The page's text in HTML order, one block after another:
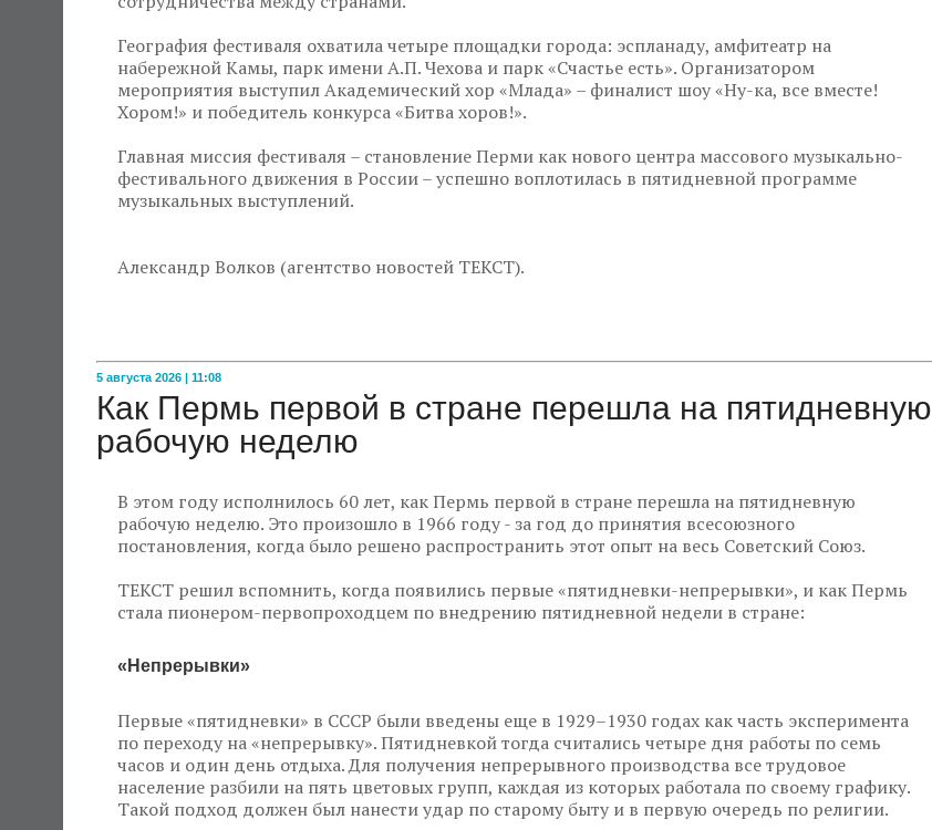
География фестиваля охватила четыре площадки города: эспланаду, амфитеатр на
набережной Камы, парк имени А.П. Чехова и парк «Счастье есть». Организатором
мероприятия выступил Академический хор «Млада» – финалист шоу «Ну-ка, все вместе!
Хором!» и победитель конкурса «Битва хоров!».
Главная миссия фестиваля – становление Перми как нового центра массового музыкально-
фестивального движения в России – успешно воплотилась в пятидневной программе
музыкальных выступлений.
Александр Волков (агентство новостей ТЕКСТ).
5 августа 2026 | 11:08
Как Пермь первой в стране перешла на пятидневную
рабочую неделю
В этом году исполнилось 60 лет, как Пермь первой в стране перешла на пятидневную
рабочую неделю. Это произошло в 1966 году - за год до принятия всесоюзного
постановления, когда было решено распространить этот опыт на весь Советский Союз.
ТЕКСТ решил вспомнить, когда появились первые «пятидневки-непрерывки», и как Пермь
стала пионером-первопроходцем по внедрению пятидневной недели в стране:
«Непрерывки»
Первые «пятидневки» в СССР были введены еще в 1929–1930 годах как часть эксперимента
по переходу на «непрерывку». Пятидневкой тогда считались четыре дня работы по семь
часов и один день отдыха. Для получения непрерывного производства все трудовое
население разбили на пять цветовых групп, каждая из которых работала по своему графику.
Такой подход должен был нанести удар по старому быту и в первую очередь по религии.